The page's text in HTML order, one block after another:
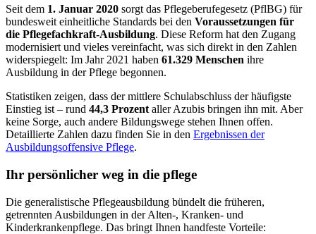
Seit dem 1. Januar 2020 sorgt das Pflegeberufegesetz (PflBG) für
bundesweit einheitliche Standards bei den Voraussetzungen für
die Pflegefachkraft-Ausbildung. Diese Reform hat den Zugang
modernisiert und vieles vereinfacht, was sich direkt in den Zahlen
widerspiegelt: Im Jahr 2021 haben 61.329 Menschen ihre
Ausbildung in der Pflege begonnen.
Statistiken zeigen, dass der mittlere Schulabschluss der häufigste
Einstieg ist – rund 44,3 Prozent aller Azubis bringen ihn mit. Aber
keine Sorge, auch andere Bildungswege stehen Ihnen offen.
Detaillierte Zahlen dazu finden Sie in den Ergebnissen der
Ausbildungsoffensive Pflege.
Ihr persönlicher weg in die pflege
Die generalistische Pflegeausbildung bündelt die früheren,
getrennten Ausbildungen in der Alten-, Kranken- und
Kinderkrankenpflege. Das bringt Ihnen handfeste Vorteile: